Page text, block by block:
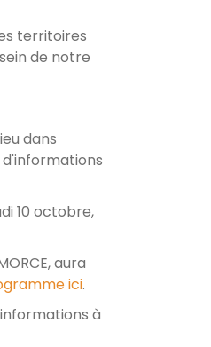
territoires
de notre
dans
10 octobre,
aura
ici.
à